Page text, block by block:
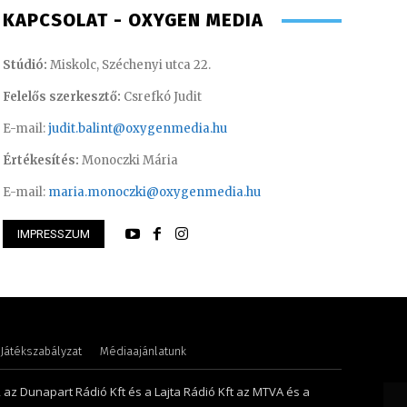
– műsorvezető
KAPCSOLAT - OXYGEN MEDIA
Stúdió: Miskolc, Széchenyi utca 22.
Felelős szerkesztő: Csrefkó Judit
E-mail:judit.balint@oxygenmedia.hu
Értékesítés: Monoczki Mária
E-mail: maria.monoczki@oxygenmedia.hu
IMPRESSZUM
Játékszabályzat Médiaajánlatunk
Dunapart Rádió Kft és a Lajta Rádió Kft az MTVA és a